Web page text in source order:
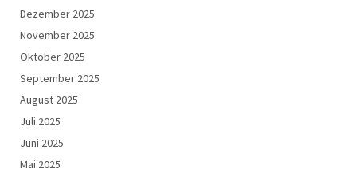
Dezember 2025
November 2025
Oktober 2025
September 2025
August 2025
Juli 2025
Juni 2025
Mai 2025